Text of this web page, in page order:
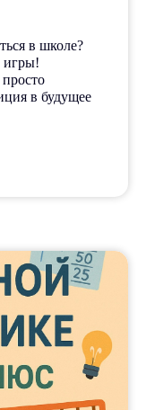
в школе?
игры!
в будущее